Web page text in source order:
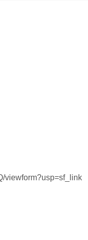
viewform?usp=sf_link